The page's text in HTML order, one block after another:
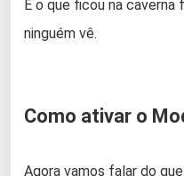
É o que ficou na caverna
ninguém vê.
Como ativar o
Agora vamos falar do